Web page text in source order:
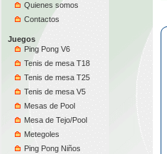
Quienes somos
Contactos
Juegos
Ping Pong V6
Tenis de mesa T18
Tenis de mesa T25
Tenis de mesa V5
Mesas de Pool
Mesa de Tejo/Pool
Metegoles
Ping Pong Niños